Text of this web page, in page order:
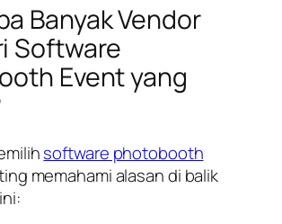
Banyak Vendor
Software
Event yang
software photobooth
memahami alasan di balik